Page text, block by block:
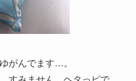
がんでます…。